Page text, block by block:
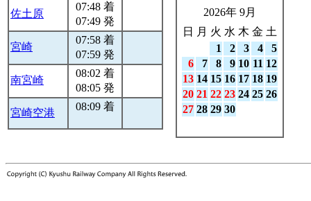
佐土原
07:48 着
07:49 発
宮崎
07:58 着
07:59 発
南宮崎
08:02 着
08:05 発
宮崎空港
08:09 着
2026年 9月
日
月 火 水 木 金 土
1
2 3 4
5
6
7 8 9 10 11 12
13 14 15 16 17 18 19
20 21 22 23 24 25 26
27 28 29 30